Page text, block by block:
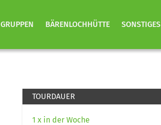
GRUPPEN BÄRENLOCHHÜTTE SONSTIGES
TOURDAUER
1 x in der Woche